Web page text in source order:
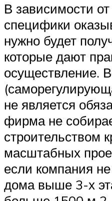
В зависимости
специфики
нужно будет
которые дают
осуществление.
не является
фирма не
строительством
масштабных
если компания
дома выше 3-х